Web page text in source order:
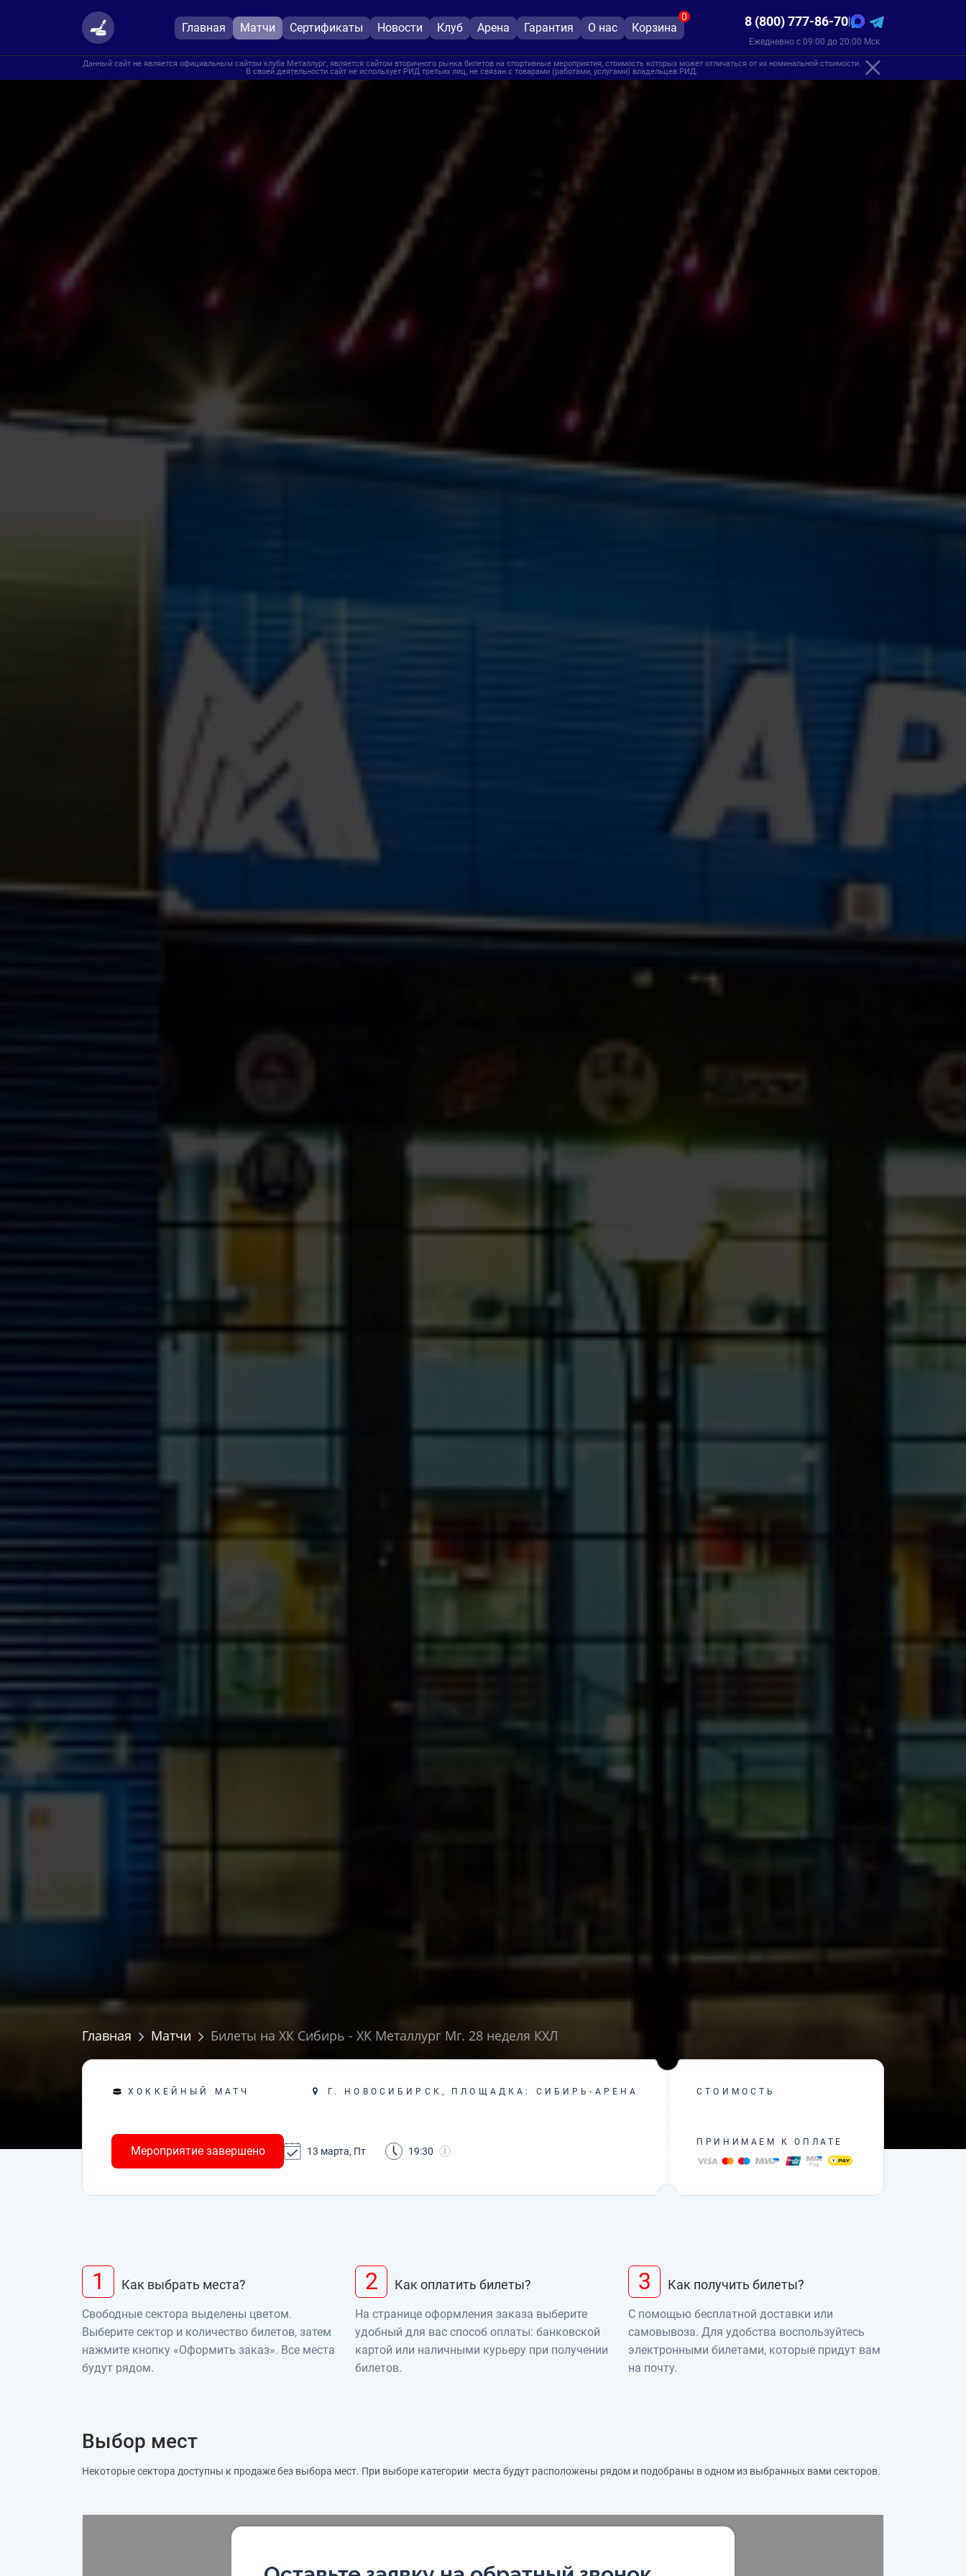
Главная Матчи Сертификаты Новости Клуб Арена Гарантия О нас Корзина
0 8 (800) 777-86-70|
Ежедневно с 09:00 до 20:00 Мск
Данный сайт не является официальным сайтом клуба Металлург, является сайтом вторичного рынка билетов на спортивные мероприятия, стоимость которых может отличаться от их номинальной стоимости.
В своей деятельности сайт не использует РИД третьих лиц, не связан с товарами (работами, услугами) владельцев РИД.
Главная Матчи Билеты на ХК Сибирь - ХК Металлург Мг. 28 неделя КХЛ
ХОККЕЙНЫЙ МАТЧ Г. НОВОСИБИРСК, ПЛОЩАДКА: СИБИРЬ-АРЕНА
Мероприятие завершено 13 марта, Пт 19:30
СТОИМОСТЬ
ПРИНИМАЕМ К ОПЛАТЕ
1 Как выбрать места?
Свободные сектора выделены цветом.
Выберите сектор и количество билетов, затем
нажмите кнопку «Оформить заказ». Все места
будут рядом.
2 Как оплатить билеты?
На странице оформления заказа выберите
удобный для вас способ оплаты: банковской
картой или наличными курьеру при получении
билетов.
3 Как получить билеты?
С помощью бесплатной доставки или
самовывоза. Для удобства воспользуйтесь
электронными билетами, которые придут вам
на почту.
Выбор мест
Некоторые сектора доступны к продаже без выбора мест. При выборе категории места будут расположены рядом и подобраны в одном из выбранных вами секторов.